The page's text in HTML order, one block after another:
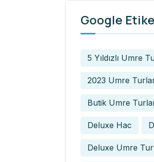
Google
5 Yıldızlı Umre
2023 Umre
Butik Umre
Deluxe Hac
Deluxe Umre